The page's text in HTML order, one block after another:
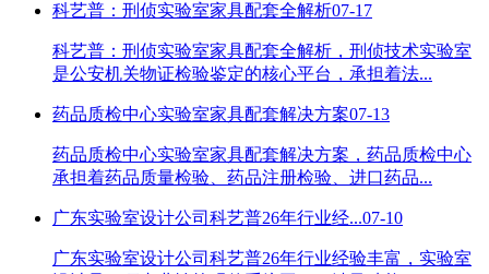
科艺普：刑侦实验室家具配套全解析07-17
科艺普：刑侦实验室家具配套全解析，刑侦技术实验室
是公安机关物证检验鉴定的核心平台，承担着法...
药品质检中心实验室家具配套解决方案07-13
药品质检中心实验室家具配套解决方案，药品质检中心
承担着药品质量检验、药品注册检验、进口药品...
广东实验室设计公司科艺普26年行业经...07-10
广东实验室设计公司科艺普26年行业经验丰富，实验室